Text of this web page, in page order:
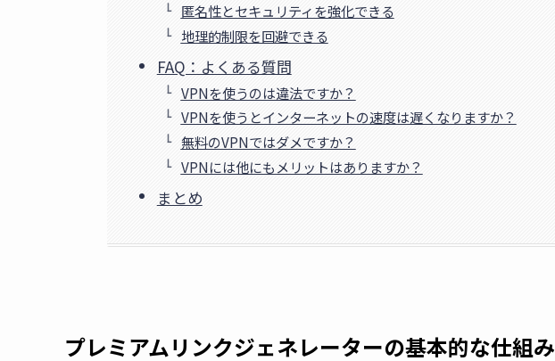
匿名性とセキュリティを強化できる
地理的制限を回避できる
FAQ：よくある質問
VPNを使うのは違法ですか？
VPNを使うとインターネットの速度は遅くなりますか？
無料のVPNではダメですか？
VPNには他にもメリットはありますか？
まとめ
プレミアムリンクジェネレーターの基本的な仕組み